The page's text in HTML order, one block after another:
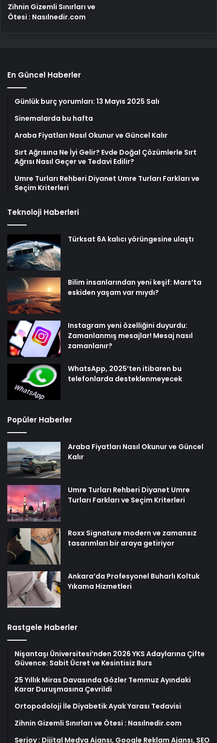
Zihnin Gizemli Sınırları ve
Ötesi : Nasılnedir.com
En Güncel Haberler
Günlük burç yorumları: 13 Mayıs 2025 Salı
Sinemalarda bu hafta
Araba Fiyatları Nasıl Okunur ve Güncel Kalır
Sırt Ağrısına Ne İyi Gelir? Evde Doğal Çözümlerle Sırt
Ağrısı Nasıl Geçer ve Tedavi Edilir?
Umre Turları Rehberi Diyanet Umre Turları Farkları ve
Seçim Kriterleri
Teknoloji Haberleri
Türksat 6A kalıcı yörüngesine ulaştı
Bilim insanlarından yeni keşif: Mars’ta
eskiden yaşam var mıydı?
Instagram yeni özelliğini duyurdu:
Zamanlanmış mesajlar! Mesaj nasıl
zamanlanır?
WhatsApp, 2025’ten itibaren bu
telefonlarda desteklenmeyecek
Popüler Haberler
Araba Fiyatları Nasıl Okunur ve Güncel
Kalır
Umre Turları Rehberi Diyanet Umre
Turları Farkları ve Seçim Kriterleri
Roxx Signature modern ve zamansız
tasarımları bir araya getiriyor
Ankara’da Profesyonel Buharlı Koltuk
Yıkama Hizmetleri
Rastgele Haberler
Nişantaşı Üniversitesi’nden 2026 YKS Adaylarına Çifte
Güvence: Sabit Ücret ve Kesintisiz Burs
25 Yıllık Miras Davasında Gözler Temmuz Ayındaki
Karar Duruşmasına Çevrildi
Ortopodoloji İle Diyabetik Ayak Yarası Tedavisi
Zihnin Gizemli Sınırları ve Ötesi : Nasılnedir.com
Serjoy : Dijital Medya Ajansı, Google Reklam Ajansı, SEO